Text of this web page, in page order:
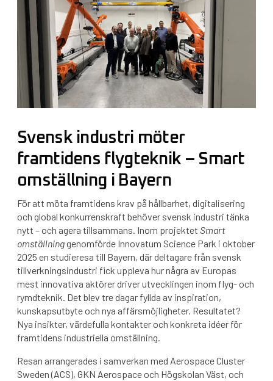
Svensk industri möter
framtidens flygteknik – Smart
omställning i Bayern
För att möta framtidens krav på hållbarhet, digitalisering
och global konkurrenskraft behöver svensk industri tänka
nytt – och agera tillsammans. Inom projektet Smart
omställninggenomförde Innovatum Science Park i oktober
2025 en studieresa till Bayern, där deltagare från svensk
tillverkningsindustri fick uppleva hur några av Europas
mest innovativa aktörer driver utvecklingen inom flyg- och
rymdteknik. Det blev tre dagar fyllda av inspiration,
kunskapsutbyte och nya affärsmöjligheter. Resultatet?
Nya insikter, värdefulla kontakter och konkreta idéer för
framtidens industriella omställning.
Resan arrangerades i samverkan med Aerospace Cluster
Sweden (ACS), GKN Aerospace och Högskolan Väst, och